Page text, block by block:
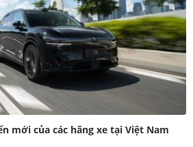
mới của các hãng xe tại Việt Nam